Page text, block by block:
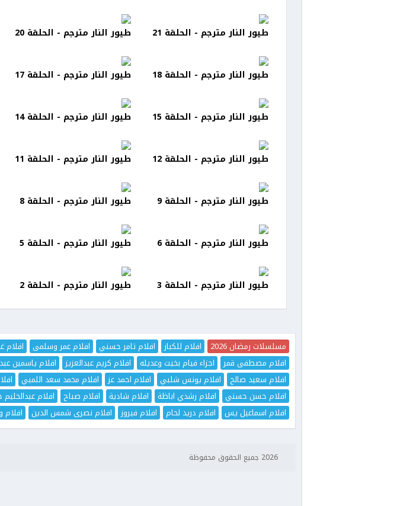
طيور النار مترجم - الحلقة 21 طيور النار مترجم - الحلقة 20
طيور النار مترجم - الحلقة 18 طيور النار مترجم - الحلقة 17
طيور النار مترجم - الحلقة 15 طيور النار مترجم - الحلقة 14
طيور النار مترجم - الحلقة 12 طيور النار مترجم - الحلقة 11
طيور النار مترجم - الحلقة 9 طيور النار مترجم - الحلقة 8
طيور النار مترجم - الحلقة 6 طيور النار مترجم - الحلقة 5
طيور النار مترجم - الحلقة 3 طيور النار مترجم - الحلقة 2
مسلسلات رمضان 2026 افلام للكبار افلام تامر حسني افلام عمر وسلمى افلام
افلام مصطفى قمر
اجزاء فيام بخيت وعديله افلام كريم عبدالعزيز افلام ياسمين
افلام سعيد صالح
افلام يونس شلبي افلام احمد عز افلام محمد سعد اللمبي
افلام حسن حسني
افلام رشدي اباظة افلام شادية افلام صباح افلام
افلام اسماعيل يس
افلام دريد لحام افلام فيروز افلام نصرى شمس الدين افلام
2026 جميع الحقوق محفوظة